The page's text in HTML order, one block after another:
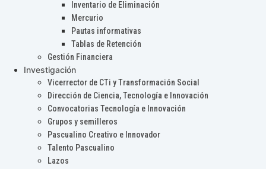
Inventario de Eliminación
Mercurio
Pautas informativas
Tablas de Retención
Gestión Financiera
Investigación
Vicerrector de CTi y Transformación Social
Dirección de Ciencia, Tecnología e Innovación
Convocatorias Tecnología e Innovación
Grupos y semilleros
Pascualino Creativo e Innovador
Talento Pascualino
Lazos